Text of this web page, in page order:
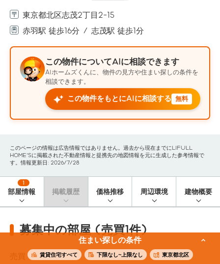
住まい探しの条件
賃貸住宅すべて 下限なし~上限なし 東京都北区
東京都北区志茂2丁目2-15
赤羽駅 徒歩16分
志茂駅 徒歩1分
この物件についてAIに相談できます
AIホームズくんに、物件の見方や住まい探しの条件を
相談できます。
この物件をもとにAIに相談する 無料
このページの情報は広告情報ではありません。過去から現在までにLIFULL
HOME'Sに掲載された不動産情報と提携先の地図情報を元に生成した参考情報で
す。情報更新日: 2026/7/28
部屋情報
1
掲載履歴 価格推移 周辺環境 建物概要
募集中の部屋 (売買1件)
1 件